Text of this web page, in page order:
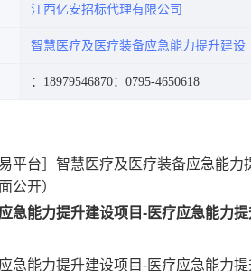
江西亿安招标代理有限公司
智慧医疗及医疗装备应急能力提升建设
：18979546870：0795-4650618
平台］智慧医疗及医疗装备应急能
公开）
急能力提升建设项目-医疗应急能力
急能力提升建设项目-医疗应急能力